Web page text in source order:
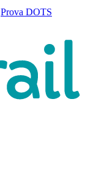
Prova DOTS